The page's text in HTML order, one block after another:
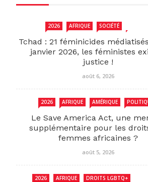
2026 AFRIQUE SOCIÉTÉ
Tchad : 21 féminicides
janvier 2026, les féministes
justice !
août 6, 2026
2026 AFRIQUE AMÉRIQUE
Le Save America Act, une
supplémentaire pour les
femmes africaines ?
août 5, 2026
2026 AFRIQUE DROITS LGBTQ+